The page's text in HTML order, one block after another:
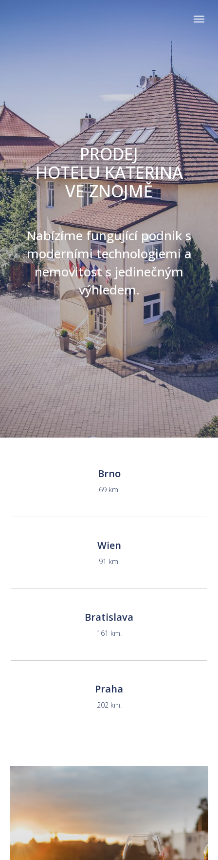
PRODEJ
HOTELU KATERINA
VE ZNOJMĚ
Nabízíme fungující podnik s
moderními technologiemi a
nemovitost s jedinečným
výhledem.
Brno
69 km.
Wien
91 km.
Bratislava
161 km.
Praha
202 km.